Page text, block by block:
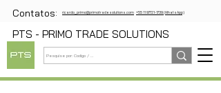
Contatos: ricardo_primo@primotradesolutions.com +55 11 97721-1739 (WhatsApp)
PTS - PRIMO TRADE SOLUTIONS